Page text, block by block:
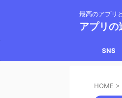
最高のアプリ
アプリの
SNS
HOME >